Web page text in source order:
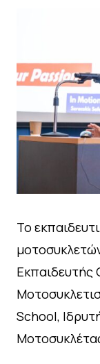
Το
Εκπαιδευτής
School,